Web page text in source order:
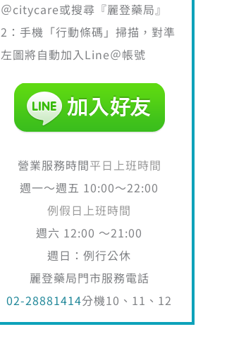
＠citycare或搜尋『麗登藥局』
2：手機「行動條碼」掃描，對準
左圖將自動加入Line＠帳號
營業服務時間平日上班時間
週一～週五 10:00～22:00
例假日上班時間
週六 12:00 ～21:00
週日：例行公休
麗登藥局門市服務電話
02-28881414分機10、11、12